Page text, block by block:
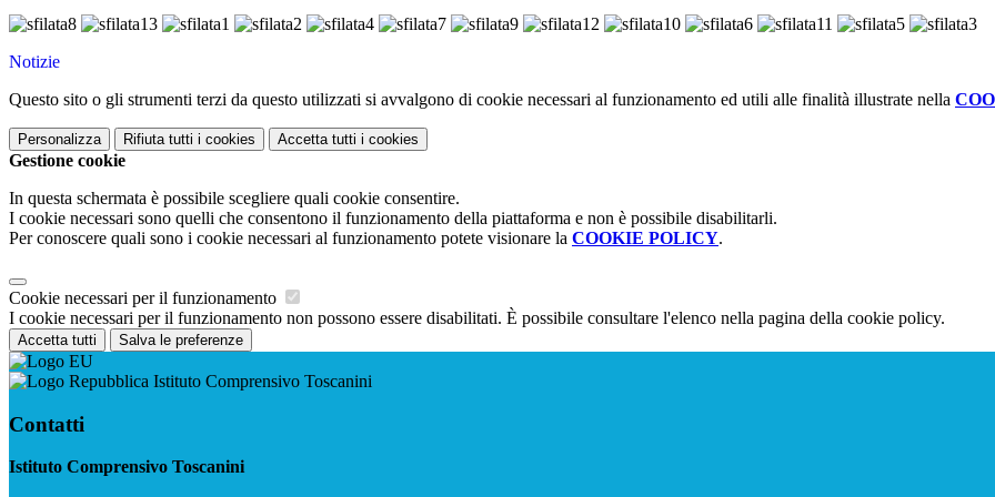
Notizie
Questo sito o gli strumenti terzi da questo utilizzati si avvalgono di cookie necessari al funzionamento ed utili alle finalità illustrate nella
Personalizza Rifiuta tutti i cookies Accetta tutti i cookies
Gestione cookie
In questa schermata è possibile scegliere quali cookie consentire.
I cookie necessari sono quelli che consentono il funzionamento della piattaforma e non è possibile disabilitarli.
Per conoscere quali sono i cookie necessari al funzionamento potete visionare la COOKIE POLICY.
Cookie necessari per il funzionamento
I cookie necessari per il funzionamento non possono essere disabilitati. È possibile consultare l'elenco nella pagina della cookie policy.
Accetta tutti Salva le preferenze
Istituto Comprensivo Toscanini
Contatti
Istituto Comprensivo Toscanini